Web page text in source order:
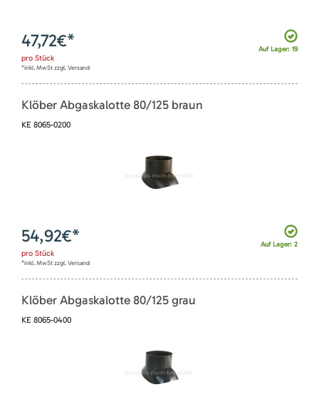
Auf Lager: 19
47,72€*
pro Stück
*inkl. MwSt zzgl. Versand
Klöber Abgaskalotte 80/125 braun
KE 8065-0200
Auf Lager: 2
54,92€*
pro Stück
*inkl. MwSt zzgl. Versand
Klöber Abgaskalotte 80/125 grau
KE 8065-0400